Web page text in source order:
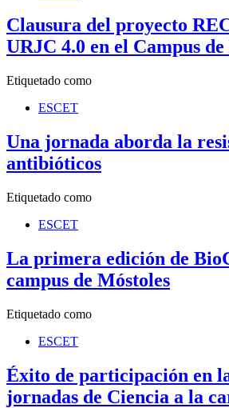
Clausura del proyecto
URJC 4.0 en el Campus
Etiquetado como
ESCET
Una jornada aborda la
antibióticos
Etiquetado como
ESCET
La primera edición de
campus de Móstoles
Etiquetado como
ESCET
Éxito de participación en
jornadas de Ciencia a la